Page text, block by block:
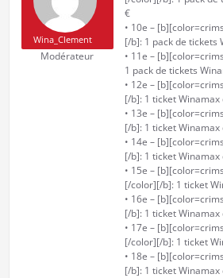
Wina_Clement
Modérateur
€
• 10e –
[/b]: 1 pack de tickets
• 11e –
1 pack de tickets
• 12e –
[/b]: 1 ticket Winamax
• 13e –
[/b]: 1 ticket Winamax
• 14e –
[/b]: 1 ticket Winamax
• 15e –
[/color][/b]: 1 ticket
• 16e –
[/b]: 1 ticket Winamax
• 17e –
[/color][/b]: 1 ticket
• 18e –
[/b]: 1 ticket Winamax